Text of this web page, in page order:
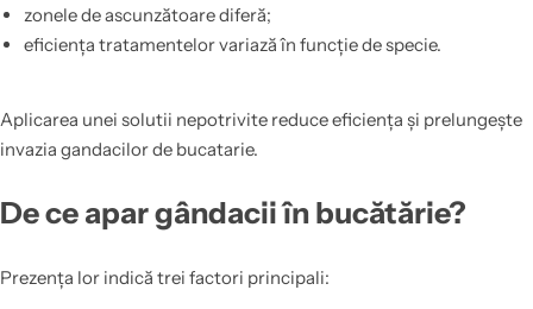
zonele de ascunzătoare diferă;
eficiența tratamentelor variază în funcție de specie.
Aplicarea unei solutii nepotrivite reduce eficiența și prelungește
invazia gandacilor de bucatarie.
De ce apar gândacii în bucătărie?
Prezența lor indică trei factori principali: